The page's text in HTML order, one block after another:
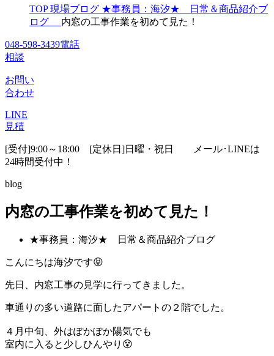
TOP 現場ブログ ★事務員：海汐★ 日常＆商品紹介ブ
ログ
内窓の工事作業を初めて見た！
048-598-3439電話
相談
お問い
合わせ
LINE
見積
[受付]9:00～18:00 [定休日]日曜・祝日
メール･LINEは
24時間受付中！
blog
内窓の工事作業を初めて見た！
★事務員：海汐★ 日常＆商品紹介ブログ
こんにちは海汐です😝
先日、内窓工事の見学に行ってきました。
車通りの多い道路に面したアパートの２階でした。
４月中旬、外はぽかぽか陽気でも
室内に入ると少しひんやり😵